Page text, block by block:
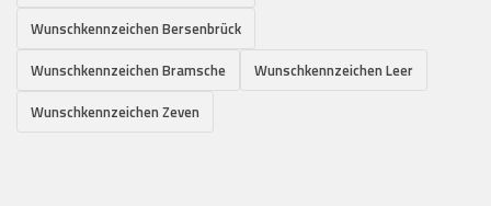
Wunschkennzeichen Bersenbrück
Wunschkennzeichen Bramsche
Wunschkennzeichen Leer
Wunschkennzeichen Zeven